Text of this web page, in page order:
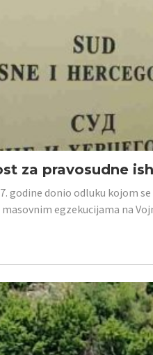
za pravosudne
godine donio odluku kojom
egzekucijama na